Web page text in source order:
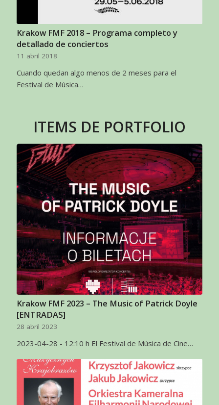
Krakow FMF 2018 – Programa completo y
detallado de conciertos
11 abril 2018
Cuando quedan algo menos de 2 meses para el
Festival de Música…
ITEMS DE PORTFOLIO
Krakow FMF 2023 – The Music of Patrick Doyle
[ENTRADAS]
28 abril 2023
2023-04-28 - 12:10 h El Festival de Música de Cine…